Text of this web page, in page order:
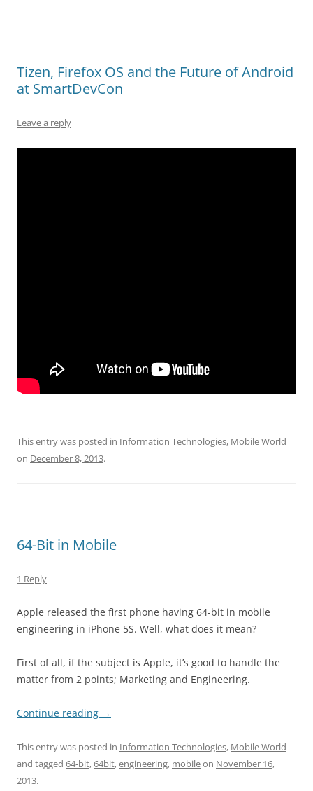
Tizen, Firefox OS and the Future of Android
at SmartDevCon
Leave a reply
This entry was posted in Information Technologies, Mobile World
on December 8, 2013.
64-Bit in Mobile
1 Reply
Apple released the first phone having 64-bit in mobile
engineering in iPhone 5S. Well, what does it mean?
First of all, if the subject is Apple, it’s good to handle the
matter from 2 points; Marketing and Engineering.
Continue reading →
This entry was posted in Information Technologies, Mobile World
and tagged 64-bit,64bit,engineering, mobileon November 16,
2013.